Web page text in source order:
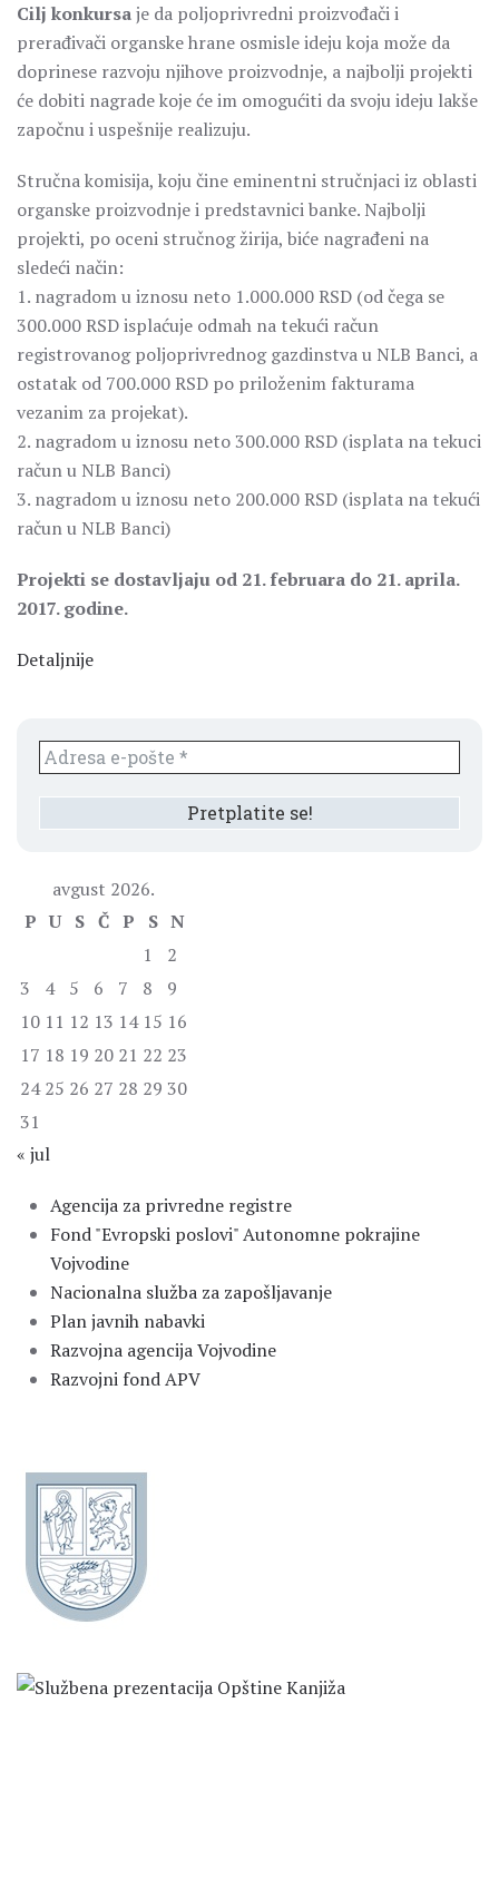
Cilj konkursaje da poljoprivredni proizvođači i
prerađivači organske hrane osmisle ideju koja može da
doprinese razvoju njihove proizvodnje, a najbolji projekti
će dobiti nagrade koje će im omogućiti da svoju ideju lakše
započnu i uspešnije realizuju.
Stručna komisija, koju čine eminentni stručnjaci iz oblasti
organske proizvodnje i predstavnici banke. Najbolji
projekti, po oceni stručnog žirija, biće nagrađeni na
sledeći način:
1. nagradom u iznosu neto 1.000.000 RSD (od čega se
300.000 RSD isplaćuje odmah na tekući račun
registrovanog poljoprivrednog gazdinstva u NLB Banci, a
ostatak od 700.000 RSD po priloženim fakturama
vezanim za projekat).
2. nagradom u iznosu neto 300.000 RSD (isplata na tekuci
račun u NLB Banci)
3. nagradom u iznosu neto 200.000 RSD (isplata na tekući
račun u NLB Banci)
Projekti se dostavljaju od 21. februara do 21. aprila.
2017. godine.
Detaljnije
avgust 2026.
P U S Č P S N
1
2
3
4 5 6 7 8
9
10 11 12 13 14 15 16
17 18 19 20 21 22 23
24 25 26 27 28 29 30
31
« jul
Agencija za privredne registre
Fond "Evropski poslovi" Autonomne pokrajine
Vojvodine
Nacionalna služba za zapošljavanje
Plan javnih nabavki
Razvojna agencija Vojvodine
Razvojni fond APV